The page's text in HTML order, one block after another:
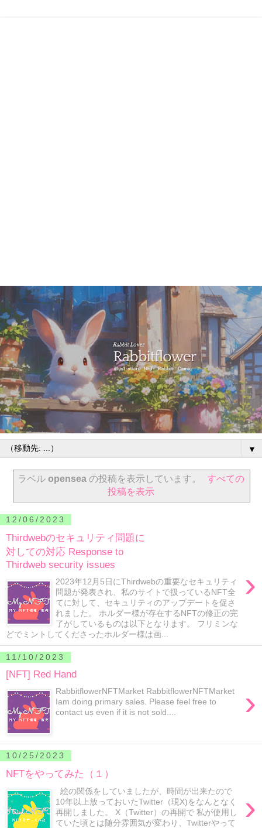
▼
ラベル openseaの投稿を表示しています。
すべての
投稿を表示
12/06/2023
Thirdwebのセキュリティ問題に
対しての対応 Response to
Thirdweb security issues
›
2023年12月5日にThirdwebの重要なセキュリティ
問題が発表され、私のサイトで扱っているNFT全
てに対して、セキュリティのアップデートを促さ
れました。 ホルダー様が存在するNFTの修正の完
了がしているものは以下となります。 フリミンな
どでミントしてくださったホルダー様は画...
11/10/2023
[NFT] Red Hand
›
RabbitflowerNFTMarket RabbitflowerNFTMarket
Iam doing primary sales. Please feel free to
contact us even if it is not sold....
10/25/2023
NFTをやってみた（１）
›
絵の関係をしていましたが、時間が出来たので
10年以上放っておいたTwitter（現X)をなんとなく
再開しました。 X（Twitter）の再開で 私が使用し
ていた頃とは随分雰囲気が変わり、Twitterやって